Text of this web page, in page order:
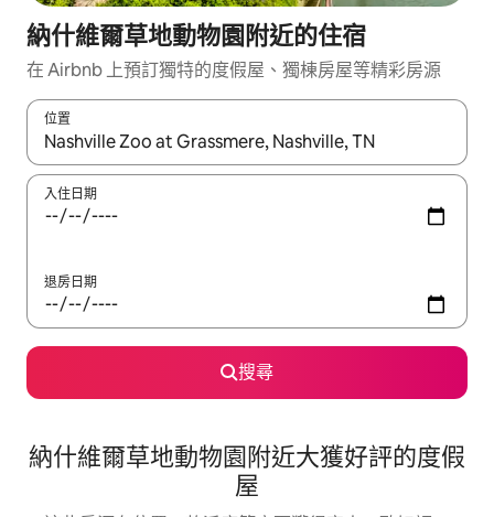
納什維爾草地動物園附近的住宿
在 Airbnb 上預訂獨特的度假屋、獨棟房屋等精彩房源
位置
如有搜尋結果，瀏覽內容時請使用上下箭頭，或輕點、滑動裝置。
入住日期
退房日期
搜尋
納什維爾草地動物園附近大獲好評的度假
屋